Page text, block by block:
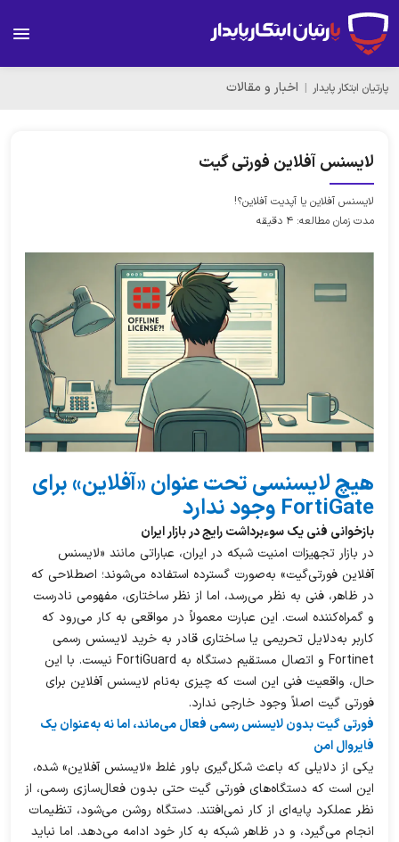
پارتیان ابتکار پایدار اخبار و مقالات
لایسنس آفلاین فورتی گیت
لایسنس آفلاین یا آپدیت آفلاین؟!
مدت زمان مطالعه: 4 دقیقه
هیچ لایسنسی تحت عنوان «آفلاین» برای
FortiGate وجود ندارد
بازخوانی فنی یک سوءبرداشت رایج در بازار ایران
در بازار تجهیزات امنیت شبکه در ایران، عباراتی مانند «لایسنس
آفلاین فورتی‌گیت» به‌صورت گسترده استفاده می‌شوند؛ اصطلاحی که
در ظاهر، فنی به‌ نظر می‌رسد، اما از نظر ساختاری، مفهومی نادرست
و گمراه‌کننده است. این عبارت معمولاً در مواقعی به کار می‌رود که
کاربر به‌دلایل تحریمی یا ساختاری قادر به خرید لایسنس رسمی
Fortinet و اتصال مستقیم دستگاه به FortiGuard نیست. با این
حال، واقعیت فنی این است که چیزی به‌نام لایسنس آفلاین برای
فورتی گیت اصلاً وجود خارجی ندارد.
فورتی گیت بدون لایسنس رسمی فعال می‌ماند، اما نه به‌عنوان یک
فایروال امن
یکی از دلایلی که باعث شکل‌گیری باور غلط «لایسنس آفلاین» شده،
این است که دستگاه‌های فورتی گیت حتی بدون فعال‌سازی رسمی، از
نظر عملکرد پایه‌ای از کار نمی‌افتند. دستگاه روشن می‌شود، تنظیمات
انجام می‌گیرد، و در ظاهر شبکه به کار خود ادامه می‌دهد. اما نباید